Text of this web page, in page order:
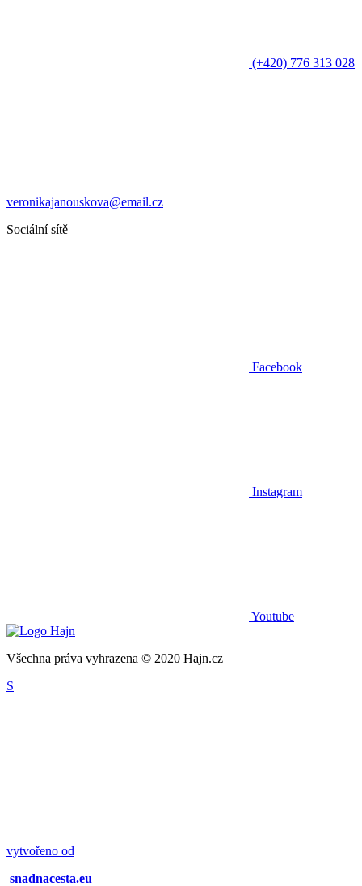
(+420) 776 313 028
veronikajanouskova@email.cz
Sociální sítě
Facebook
Instagram
Youtube
Všechna práva vyhrazena © 2020 Hajn.cz
S
vytvořeno od
snadnacesta.eu